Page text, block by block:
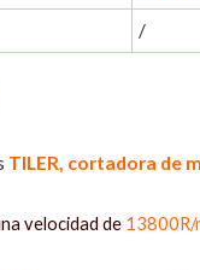
/
TILER, cortadora de
velocidad de 13800R/